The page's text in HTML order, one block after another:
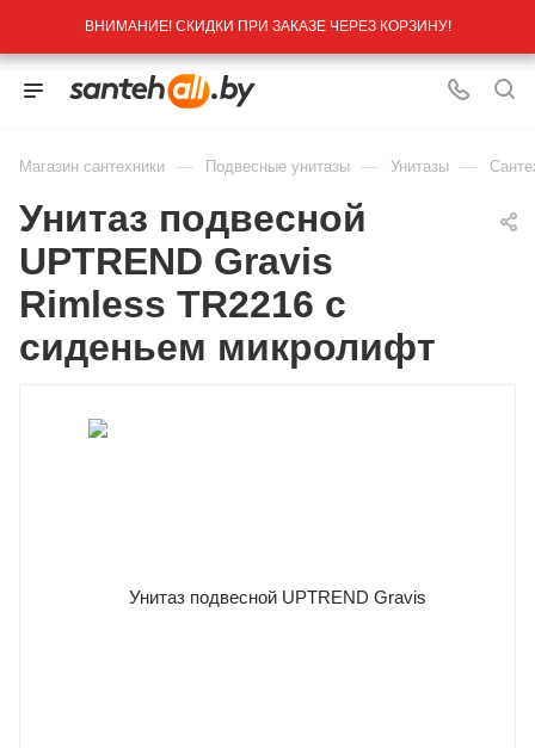
ВНИМАНИЕ! СКИДКИ ПРИ ЗАКАЗЕ ЧЕРЕЗ КОРЗИНУ!
Магазин сантехники — Подвесные унитазы — Унитазы —
Унитаз подвесной
UPTREND Gravis
Rimless TR2216 с
сиденьем микролифт